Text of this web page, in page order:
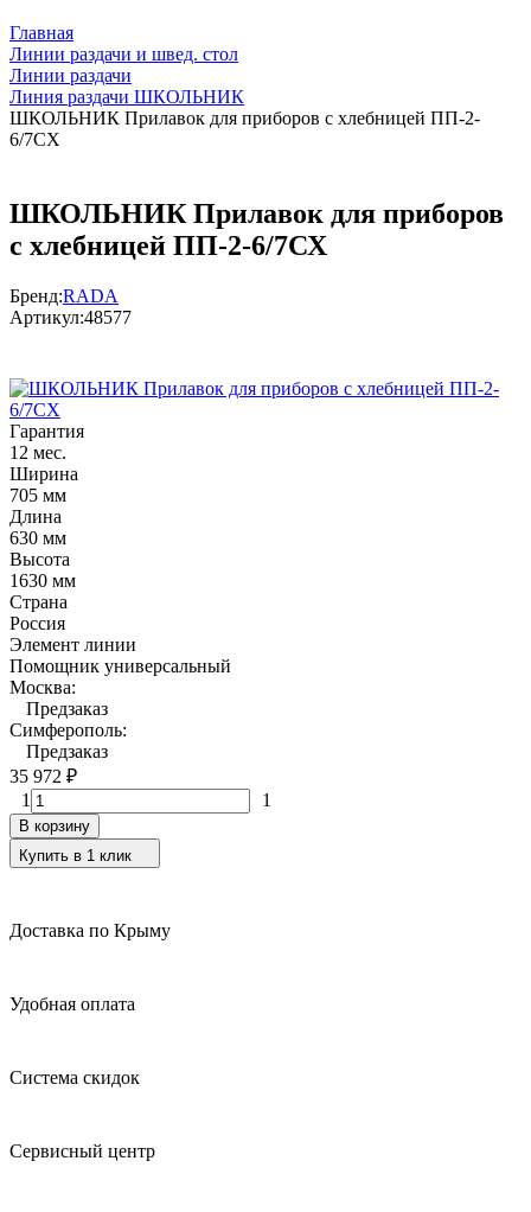
Главная
Линии раздачи и швед. стол
Линии раздачи
Линия раздачи ШКОЛЬНИК
ШКОЛЬНИК Прилавок для приборов с хлебницей ПП-2-
6/7СХ
ШКОЛЬНИК Прилавок для приборов
с хлебницей ПП-2-6/7СХ
Бренд:RADA
Артикул:48577
Гарантия
12 мес.
Ширина
705 мм
Длина
630 мм
Высота
1630 мм
Страна
Россия
Элемент линии
Помощник универсальный
Москва:
Предзаказ
Симферополь:
Предзаказ
35 972 ₽
1
1
В корзину
Купить в 1 клик
Доставка по Крыму
Удобная оплата
Система скидок
Сервисный центр